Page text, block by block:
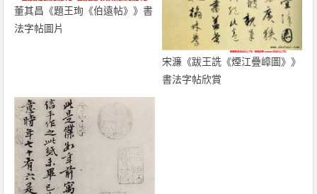
董其昌《題王珣《伯遠帖》》書
法字帖圖片
宋濂《跋王詵《煙江疊嶂圖》》
書法字帖欣賞